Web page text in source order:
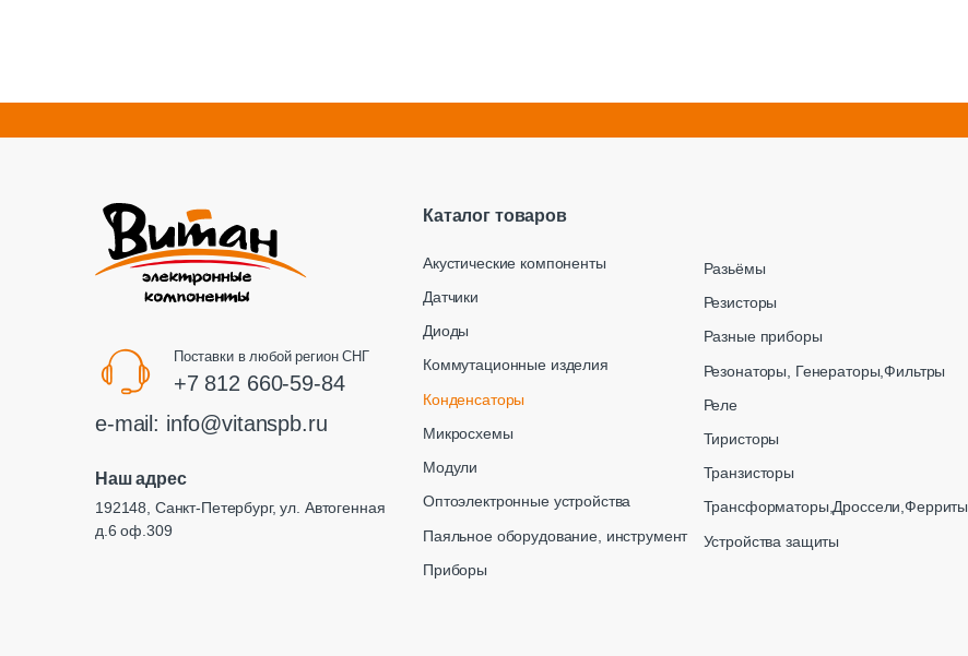
Поставки в любой регион СНГ
+7 812 660-59-84
e-mail: info@vitanspb.ru
Наш адрес
192148, Санкт-Петербург, ул. Автогенная
д.6 оф.309
Каталог товаров
Акустические компоненты
Датчики
Диоды
Коммутационные изделия
Конденсаторы
Микросхемы
Модули
Оптоэлектронные устройства
Паяльное оборудование, инструмент
Приборы
Разьёмы
Резисторы
Разные приборы
Резонаторы, Генераторы,Фильтры
Реле
Тиристоры
Транзисторы
Трансформаторы,Дроссели,Ферриты
Устройства защиты